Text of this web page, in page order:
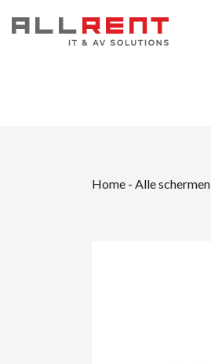
Home - Alle schermen